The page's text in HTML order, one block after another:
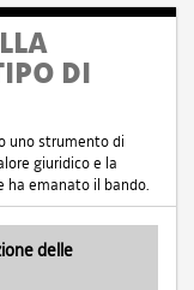
DI
uno strumento di
giuridico e la
ha emanato il bando.
delle